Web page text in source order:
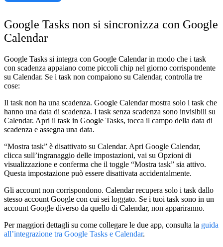
Google Tasks non si sincronizza con Google
Calendar
Google Tasks si integra con Google Calendar in modo che i task
con scadenza appaiano come piccoli chip nel giorno corrispondente
su Calendar. Se i task non compaiono su Calendar, controlla tre
cose:
Il task non ha una scadenza. Google Calendar mostra solo i task che
hanno una data di scadenza. I task senza scadenza sono invisibili su
Calendar. Apri il task in Google Tasks, tocca il campo della data di
scadenza e assegna una data.
“Mostra task” è disattivato su Calendar. Apri Google Calendar,
clicca sull’ingranaggio delle impostazioni, vai su Opzioni di
visualizzazione e conferma che il toggle “Mostra task” sia attivo.
Questa impostazione può essere disattivata accidentalmente.
Gli account non corrispondono. Calendar recupera solo i task dallo
stesso account Google con cui sei loggato. Se i tuoi task sono in un
account Google diverso da quello di Calendar, non appariranno.
Per maggiori dettagli su come collegare le due app, consulta la guida
all’integrazione tra Google Tasks e Calendar.